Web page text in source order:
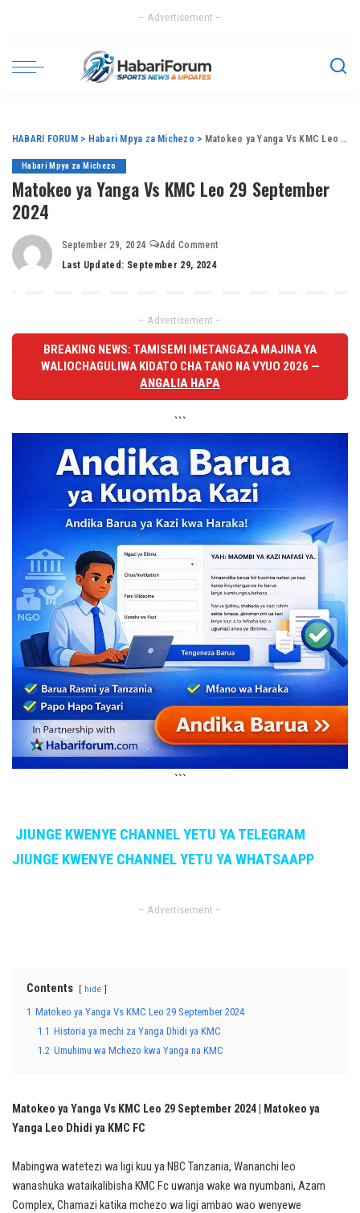
– Advertisement –
HABARI FORUM > Habari Mpya za Michezo > Matokeo ya Yanga Vs KMC Leo 29 September 2024
Habari Mpya za Michezo
Matokeo ya Yanga Vs KMC Leo 29 September
2024
September 29, 2024
Add Comment
Last Updated: September 29, 2024
– Advertisement –
BREAKING NEWS: TAMISEMI IMETANGAZA MAJINA YA
WALIOCHAGULIWA KIDATO CHA TANO NA VYUO 2026 —
ANGALIA HAPA
```
```
JIUNGE KWENYE CHANNEL YETU YA TELEGRAM
JIUNGE KWENYE CHANNEL YETU YA WHATSAAPP
– Advertisement –
Contents hide
1 Matokeo ya Yanga Vs KMC Leo 29 September 2024
1.1 Historia ya mechi za Yanga Dhidi ya KMC
1.2 Umuhimu wa Mchezo kwa Yanga na KMC
Matokeo ya Yanga Vs KMC Leo 29 September 2024 | Matokeo ya
Yanga Leo Dhidi ya KMC FC
Mabingwa watetezi wa ligi kuu ya NBC Tanzania, Wananchi leo
wanashuka wataikalibisha KMC Fc uwanja wake wa nyumbani, Azam
Complex, Chamazi katika mchezo wa ligi ambao wao wenyewe